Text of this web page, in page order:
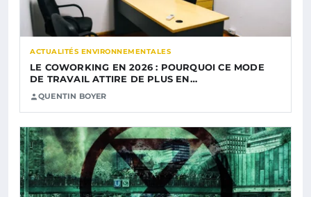
ACTUALITÉS ENVIRONNEMENTALES
LE COWORKING EN 2026 : POURQUOI CE MODE
DE TRAVAIL ATTIRE DE PLUS EN…
QUENTIN BOYER